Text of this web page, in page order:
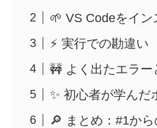
🌱 VS Codeをイ
⚡ 実行での勘違い
🚧 よく出たエラー
✨ 初心者が学んだ
🔎 まとめ：#1か